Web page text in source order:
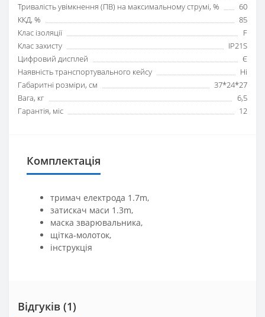
Тривалість увімкнення (ПВ) на максимальному струмі, %
60
ККД, %
85
Клас ізоляції
F
Клас захисту
IP21S
Цифровий дисплей
Є
Наявність транспортувального кейсу
Ні
Габаритні розміри, см
37*24*27
Вага, кг
6,5
Гарантія, міс
12
Комплектація
тримач електрода 1.7m,
затискач маси 1.3m,
маска зварювальника,
щітка-молоток,
інструкція
Відгуків (1)